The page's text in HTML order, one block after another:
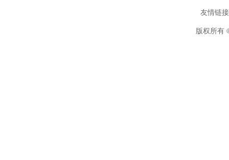
友情链
版权所有